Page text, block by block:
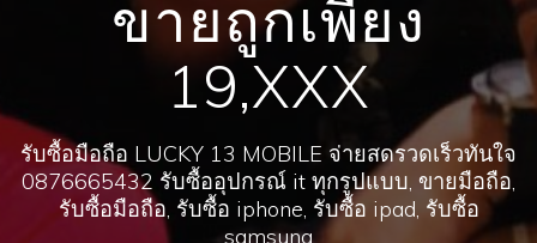
ขายถูกเพียง
19,XXX
รับซื้อมือถือ LUCKY 13 MOBILE จ่ายสดรวดเร็วทันใจ
0876665432 รับซื้ออุปกรณ์ it ทุกรูปแบบ, ขายมือถือ,
รับซื้อมือถือ, รับซื้อ iphone, รับซื้อ ipad, รับซื้อ
samsung